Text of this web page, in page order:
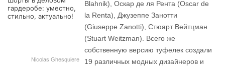
гардеробе: уместно,
стильно, актуально!
Nicolas Ghesquiere
Blahnik), Оскар де ля Рента (Oscar de
la Renta), Джузеппе Занотти
(Giuseppe Zanotti), Стюарт Вейтцман
(Stuart Weitzman). Всего же
собственную версию туфелек создали
19 различных модных дизайнеров и